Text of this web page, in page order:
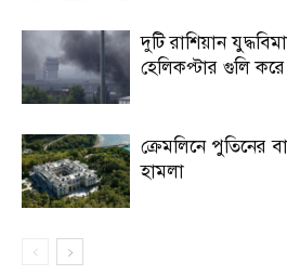
দুটি রাশিয়ান
হেলিকপ্টার গুলি
ক্রেমলিনে পুতিনের
হামলা